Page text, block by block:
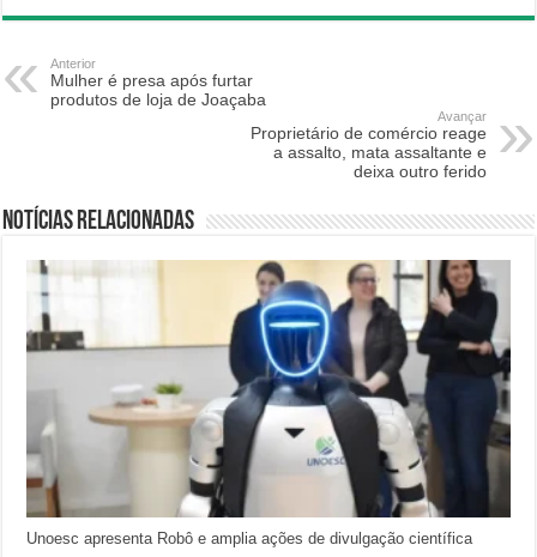
Anterior
Mulher é presa após furtar
produtos de loja de Joaçaba
Avançar
Proprietário de comércio reage
a assalto, mata assaltante e
deixa outro ferido
Notícias relacionadas
Unoesc apresenta Robô e amplia ações de divulgação científica